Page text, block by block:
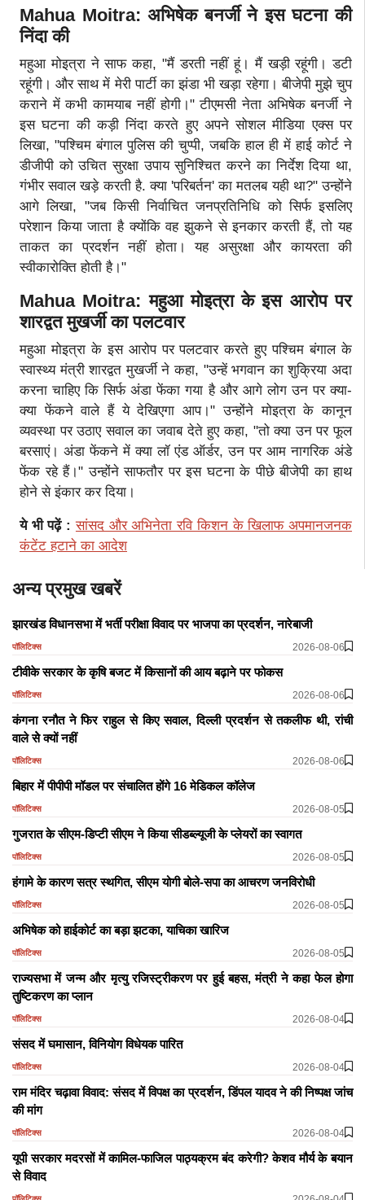
Mahua Moitra: अभिषेक बनर्जी ने इस घटना की
निंदा की
महुआ मोइत्रा ने साफ कहा, "मैं डरती नहीं हूं। मैं खड़ी रहूंगी। डटी
रहूंगी। और साथ में मेरी पार्टी का झंडा भी खड़ा रहेगा। बीजेपी मुझे चुप
कराने में कभी कामयाब नहीं होगी।" टीएमसी नेता अभिषेक बनर्जी ने
इस घटना की कड़ी निंदा करते हुए अपने सोशल मीडिया एक्स पर
लिखा, "पश्चिम बंगाल पुलिस की चुप्पी, जबकि हाल ही में हाई कोर्ट ने
डीजीपी को उचित सुरक्षा उपाय सुनिश्चित करने का निर्देश दिया था,
गंभीर सवाल खड़े करती है. क्या 'परिबर्तन' का मतलब यही था?" उन्होंने
आगे लिखा, "जब किसी निर्वाचित जनप्रतिनिधि को सिर्फ इसलिए
परेशान किया जाता है क्योंकि वह झुकने से इनकार करती हैं, तो यह
ताकत का प्रदर्शन नहीं होता। यह असुरक्षा और कायरता की
स्वीकारोक्ति होती है।"
Mahua Moitra: महुआ मोइत्रा के इस आरोप पर
शारद्वत मुखर्जी का पलटवार
महुआ मोइत्रा के इस आरोप पर पलटवार करते हुए पश्चिम बंगाल के
स्वास्थ्य मंत्री शारद्वत मुखर्जी ने कहा, "उन्हें भगवान का शुक्रिया अदा
करना चाहिए कि सिर्फ अंडा फेंका गया है और आगे लोग उन पर क्या-
क्या फेंकने वाले हैं ये देखिएगा आप।" उन्होंने मोइत्रा के कानून
व्यवस्था पर उठाए सवाल का जवाब देते हुए कहा, "तो क्या उन पर फूल
बरसाएं। अंडा फेंकने में क्या लॉ एंड ऑर्डर, उन पर आम नागरिक अंडे
फेंक रहे हैं।" उन्होंने साफतौर पर इस घटना के पीछे बीजेपी का हाथ
होने से इंकार कर दिया।
ये भी पढ़ें : सांसद और अभिनेता रवि किशन के खिलाफ अपमानजनक
कंटेंट हटाने का आदेश
अन्य प्रमुख खबरें
झारखंड विधानसभा में भर्ती परीक्षा विवाद पर भाजपा का प्रदर्शन, नारेबाजी
पॉलिटिक्स 2026-08-06
टीवीके सरकार के कृषि बजट में किसानों की आय बढ़ाने पर फोकस
पॉलिटिक्स 2026-08-06
कंगना रनौत ने फिर राहुल से किए सवाल, दिल्ली प्रदर्शन से तकलीफ थी, रांची
वाले सेे क्यों नहीं
पॉलिटिक्स 2026-08-06
बिहार में पीपीपी मॉडल पर संचालित होंगे 16 मेडिकल कॉलेज
पॉलिटिक्स 2026-08-05
गुजरात के सीएम-डिप्टी सीएम ने किया सीडब्ल्यूजी के प्लेयरों का स्वागत
पॉलिटिक्स 2026-08-05
हंगामे के कारण सत्र स्थगित, सीएम योगी बोले-सपा का आचरण जनविरोधी
पॉलिटिक्स 2026-08-05
अभिषेक को हाईकोर्ट का बड़ा झटका, याचिका खारिज
पॉलिटिक्स 2026-08-05
राज्यसभा में जन्म और मृत्यु रजिस्ट्रीकरण पर हुई बहस, मंत्री ने कहा फेल होगा
तुष्टिकरण का प्लान
पॉलिटिक्स 2026-08-04
​​​​​​​संसद में घमासान, विनियोग विधेयक पारित
पॉलिटिक्स 2026-08-04
राम मंदिर चढ़ावा विवाद: संसद में विपक्ष का प्रदर्शन, डिंपल यादव ने की निष्पक्ष जांच
की मांग
पॉलिटिक्स 2026-08-04
यूपी सरकार मदरसों में कामिल-फाजिल पाठ्यक्रम बंद करेगी? केशव मौर्य के बयान
से विवाद